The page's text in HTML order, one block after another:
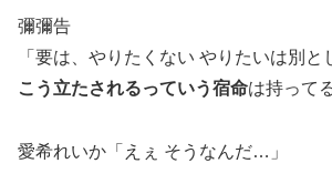
彌彌告
「要は、やりたくない やりたいは別と
こう立たされるっていう宿命は持って
愛希れいか「えぇ そうなんだ…」